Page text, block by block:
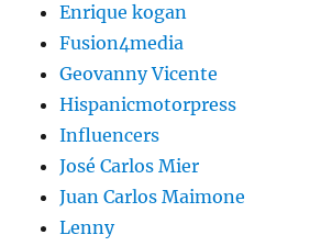
Enrique kogan
Fusion4media
Geovanny Vicente
Hispanicmotorpress
Influencers
José Carlos Mier
Juan Carlos Maimone
Lenny